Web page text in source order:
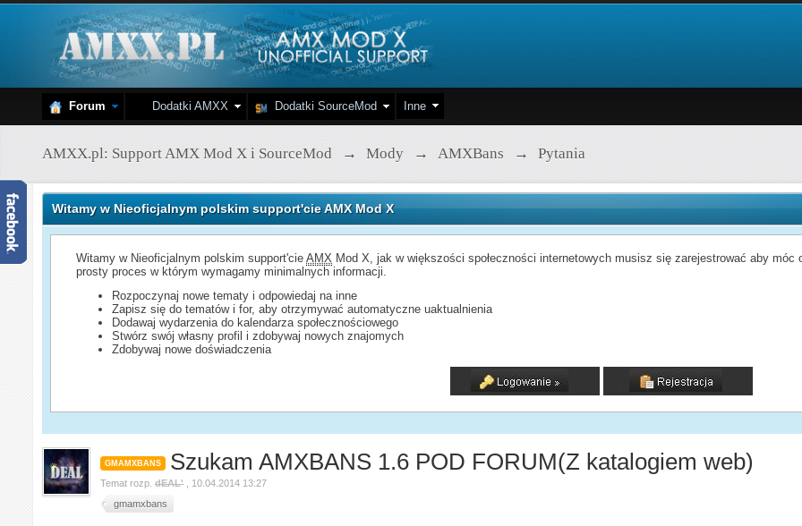
Forum Dodatki AMXX Dodatki SourceMod Inne
AMXX.pl: Support AMX Mod X i SourceMod → Mody → AMXBans → Pytania
Witamy w Nieoficjalnym polskim support'cie AMX Mod X
Witamy w Nieoficjalnym polskim support'cieAMX Mod X, jak w większości społeczności internetowych musisz się zarejestrować aby
prosty proces w którym wymagamy minimalnych informacji.
Rozpoczynaj nowe tematy i odpowiedaj na inne
Zapisz się do tematów i for, aby otrzymywać automatyczne uaktualnienia
Dodawaj wydarzenia do kalendarza społecznościowego
Stwórz swój własny profil i zdobywaj nowych znajomych
Zdobywaj nowe doświadczenia
GMAMXBANS Szukam AMXBANS 1.6 POD FORUM(Z katalogiem web)
Temat rozp.dEAL'
10.04.2014 13:27
gmamxbans